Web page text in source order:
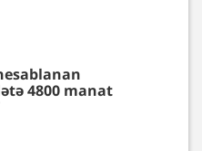
4800 manat